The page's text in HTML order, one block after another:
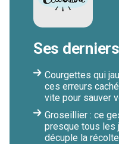
Ses
Courgettes qui
ces erreurs
vite pour sauver
Groseillier : ce
presque tous les
décuple la récolte